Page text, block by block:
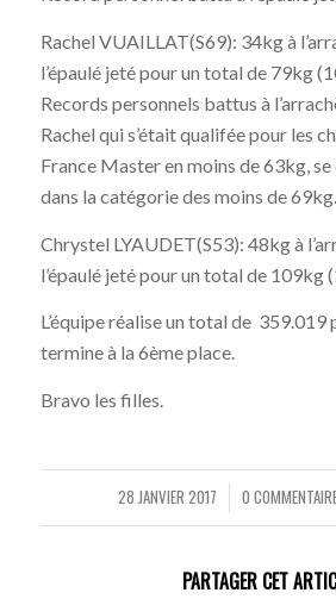
Rachel VUAILLAT(S69): 34kg à
l’épaulé jeté pour un total de 79kg
Records personnels battus à
Rachel qui s’était qualifée pour les
France Master en moins de 63kg,
dans la catégorie des moins de 69kg.
Chrystel LYAUDET(S53): 48kg à
l’épaulé jeté pour un total de 109kg
L’équipe réalise un total de
termine à la 6ème place.
Bravo les filles.
28 JANVIER 2017
/ 0 /
PARTAGER CET